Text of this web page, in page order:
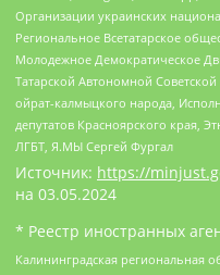
Организации украинских
Региональное Всетатарское
Молодежное Демократическое
Татарской Автономной
ойрат-калмыцкого народа,
депутатов Красноярского края,
ЛГБТ, Я.МЫ Сергей Фургал
Источник: https://
на 03.05.2024
* Реестр иностранных
Калининградская региональная общественная организация "Экозащита!-Женсовет", Фонд содействия защите прав и свобод граждан "Общественный вердикт", Фонд "Институт Развития Свободы Информации", Частное учреждение "Информационное агентство МЕМО. РУ", Региональная общественная организация "Общественная комиссия по сохранению наследия академика Сахарова", Фонд поддержки свободы прессы, Санкт-Петербургская общественная правозащитная организация "Гражданский контроль", Межрегиональная общественная организация "Информационно-просветительский центр "Мемориал", Региональный Фонд "Центр Защиты Прав Средств Массовой Информации", с 05.12.2023 Фонд "Центр Защиты Прав Средств массовой информации", Региональная общественная благотворительная организация помощи беженцам и мигрантам "Гражданское содействие", Негосударственное образовательное учреждение дополнительного профессионального образования (повышение квалификации) специалистов "АКАДЕМИЯ ПО ПРАВАМ ЧЕЛОВЕКА", Свердловская региональная общественная организация "Сутяжник", Автономная некоммерческая организация "Центр независимых социологических исследований", Союз общественных объединений "Российский исследовательский центр по правам человека", Региональное общественное учреждение научно-информационный центр "МЕМОРИАЛ", Некоммерческая организация "Фонд защиты гласности", Автономная некоммерческая организация "Институт прав человека", Городская общественная организация "Екатеринбургское общество "МЕМОРИАЛ", Городская общественная организация "Рязанское историко-просветительское и правозащитное общество "Мемориал" (Рязанский Мемориал), Челябинский региональный орган общественной самодеятельности – женское общественное объединение "Женщины Евразии", Челябинский региональный орган общественной самодеятельности "Уральская правозащитная группа", Фонд содействия защите здоровья и социальной справедливости имени Андрея Рылькова, Автономная Некоммерческая Организация "Аналитический Центр Юрия Левады", Автономная некоммерческая организация социальной поддержки населения "Проект Апрель", Региональная общественная организация помощи женщинам и детям, находящимся в кризисной ситуации "Информационно-методический центр "Анна", Фонд содействия развитию массовых коммуникаций и правовому просвещению "Так-так-Так", Фонд содействия устойчивому развитию "Серебряная тайга", Свердловский региональный общественный фонд социальных проектов "Новое время", "Idel.Реалии", Кавказ.Реалии, Крым.Реалии, Телеканал Настоящее Время, Татаро-башкирская служба Радио Свобода (Azatliq Radiosi), Радио Свободная Европа/Радио Свобода (PCE/PC), "Сибирь.Реалии", "Фактограф", Благотворительный фонд помощи осужденным и их семьям, Автономная некоммерческая организация "Институт глобализации и социальных движений", Фонд "В защиту прав заключенных", Частное учреждение "Центр поддержки и содействия развитию средств массовой информации", Пензенский региональный общественный благотворительный фонд "Гражданский союз", "Север.Реалии", Некоммерческая организация Фонд "Правовая инициатива", Общество с ограниченной ответственностью "Радио Свободная Европа/Радио Свобода", Чешское информационное агентство "MEDIUM-ORIENT", Красноярская региональная общественная организация "Мы против СПИДа", Камалягин Денис Николаевич, Маркелов Сергей Евгеньевич, Пономарев Лев Александрович, Савицкая Людмила Алексеевна, Автономная некоммерческая организация "Центр по работе с проблемой насилия "НАСИЛИЮ.НЕТ", Межрегиональный профессиональный союз работников здравоохранения "Альянс врачей", Юридическое лицо, зарегистрированное в Латвийской Республике, SIA "Medusa Project" (регистрационный номер 40103797863, дата регистрации 10.06.2014), Некоммерческая организация "Фонд по борьбе с коррупцией", Автономная некоммерческая организация "Институт права и публичной политики", Баданин Роман Сергеевич, Гликин Максим Александрович, Железнова Мария Михайловна, Лукьянова Юлия Сергеевна, Маетная Елизавета Витальевна, Маняхин Петр Борисович, Чуракова Ольга Владимировна, Ярош Юлия Петровна, Юридическое лицо "The Insider SIA", зарегистрированное в Риге, Латвийская Республика (дата регистрации 26.06.2015), являющееся администратором доменного имени интернет-издания "The Insider SIA", https://theins.ru, Постернак Алексей Евгеньевич, Рубин Михаил Аркадьевич, Анин Роман Александрович, Юридическое лицо Istories fonds, зарегистрированное в Латвийской Республике (регистрационный номер 50008295751, дата регистрации 24.02.2020), Великовский Дмитрий Александрович, Долинина Ирина Николаевна, Мароховская